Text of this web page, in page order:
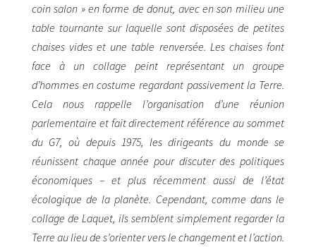
coin salon » en forme de donut, avec en son milieu une
table tournante sur laquelle sont disposées de petites
chaises vides et une table renversée. Les chaises font
face à un collage peint représentant un groupe
d’hommes en costume regardant passivement la Terre.
Cela nous rappelle l’organisation d’une réunion
parlementaire et fait directement référence au sommet
du G7, où depuis 1975, les dirigeants du monde se
réunissent chaque année pour discuter des politiques
économiques – et plus récemment aussi de l’état
écologique de la planète. Cependant, comme dans le
collage de Laquet, ils semblent simplement regarder la
Terre au lieu de s’orienter vers le changement et l’action.